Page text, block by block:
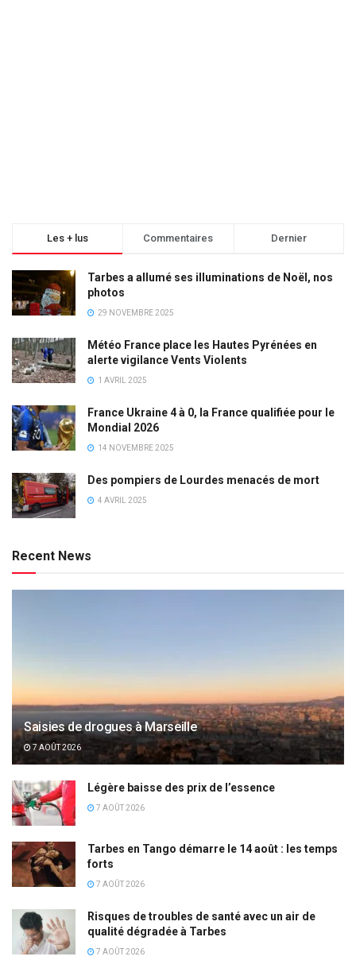
Les + lus Commentaires Dernier
Tarbes a allumé ses illuminations de Noël, nos
photos
29 NOVEMBRE 2025
Météo France place les Hautes Pyrénées en
alerte vigilance Vents Violents
1 AVRIL 2025
France Ukraine 4 à 0, la France qualifiée pour le
Mondial 2026
14 NOVEMBRE 2025
Des pompiers de Lourdes menacés de mort
4 AVRIL 2025
Recent News
Saisies de drogues à Marseille
7 AOÛT 2026
Légère baisse des prix de l’essence
7 AOÛT 2026
Tarbes en Tango démarre le 14 août : les temps
forts
7 AOÛT 2026
Risques de troubles de santé avec un air de
qualité dégradée à Tarbes
7 AOÛT 2026